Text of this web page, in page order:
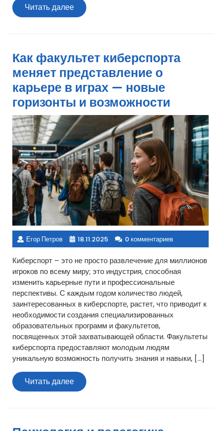
Читать далееЧитать
далее
Как факультет киберспорта
меняет представление о
карьере в играх — новые
горизонты и возможности
Егор Петров 18.11.2025 0 комментариев
Киберспорт – это не просто развлечение для миллионов
игроков по всему миру; это индустрия, способная
изменить карьерные пути и профессиональные
перспективы. С каждым годом количество людей,
заинтересованных в киберспорте, растет, что приводит к
необходимости создания специализированных
образовательных программ и факультетов,
посвященных этой захватывающей области. Факультеты
киберспорта предоставляют молодым людям
уникальную возможность получить знания и навыки, […]
Читать далееЧитать
далее